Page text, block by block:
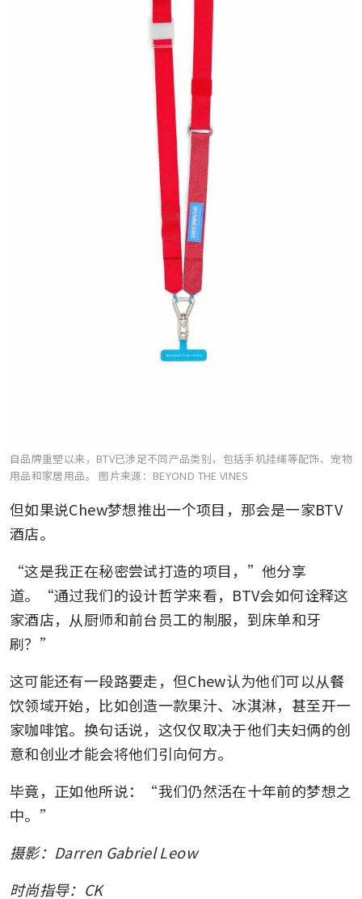
自品牌重塑以来，BTV已涉足不同产品类别，包括手机挂绳等配饰、宠物
用品和家居用品。 图片来源：BEYOND THE VINES
但如果说Chew梦想推出一个项目，那会是一家BTV
酒店。
“这是我正在秘密尝试打造的项目，”他分享
道。“通过我们的设计哲学来看，BTV会如何诠释这
家酒店，从厨师和前台员工的制服，到床单和牙
刷？”
这可能还有一段路要走，但Chew认为他们可以从餐
饮领域开始，比如创造一款果汁、冰淇淋，甚至开一
家咖啡馆。换句话说，这仅仅取决于他们夫妇俩的创
意和创业才能会将他们引向何方。
毕竟，正如他所说：“我们仍然活在十年前的梦想之
中。”
摄影：Darren Gabriel Leow
时尚指导：CK